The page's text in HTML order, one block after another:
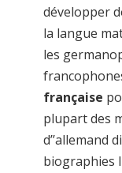
développer
la langue
les
française
plupart des
d’’allemand
biographies